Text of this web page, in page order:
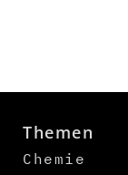
Themen
Chemie